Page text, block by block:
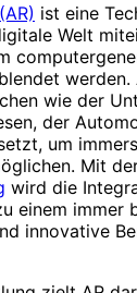
ist eine
Welt
wie der
der
um
Mit
wird die
einem immer
innovative